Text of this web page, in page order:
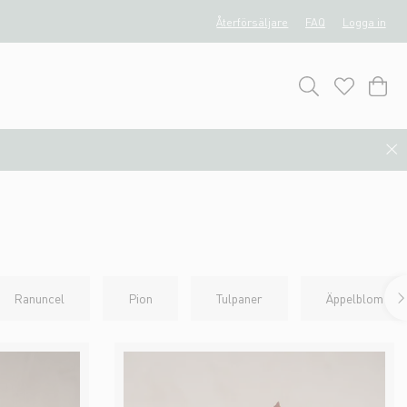
Återförsäljare FAQ Logga in
Ranuncel Pion Tulpaner Äppelblom